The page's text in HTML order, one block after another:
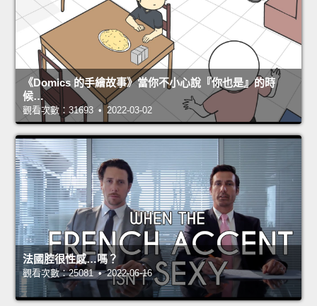
《Domics 的手繪故事》當你不小心說『你也是』的時
候…
觀看次數：31693 • 2022-03-02
法國腔很性感…嗎？
觀看次數：25081 • 2022-06-16